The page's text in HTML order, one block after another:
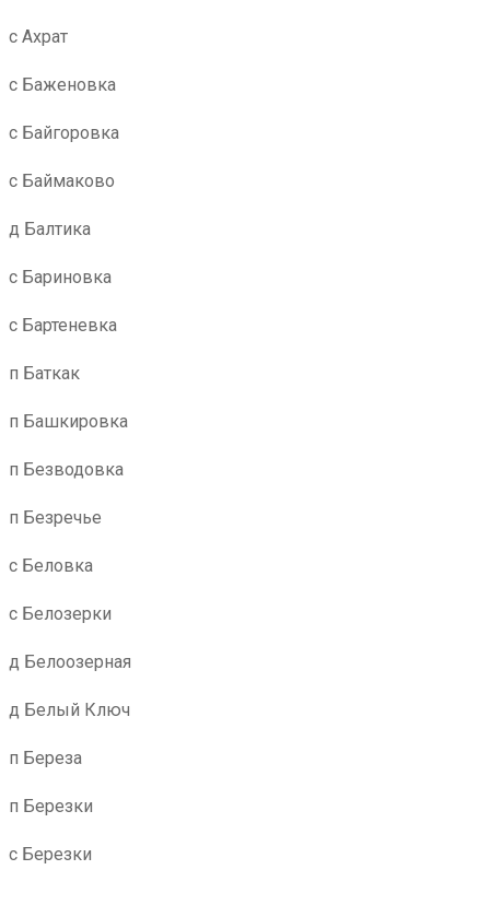
с Ахрат
с Баженовка
с Байгоровка
с Баймаково
д Балтика
с Бариновка
с Бартеневка
п Баткак
п Башкировка
п Безводовка
п Безречье
с Беловка
с Белозерки
д Белоозерная
д Белый Ключ
п Береза
п Березки
с Березки